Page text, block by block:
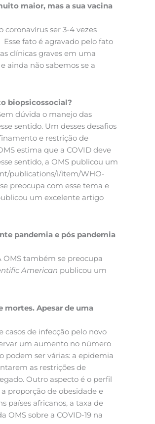
maior, mas a sua vacina
coronavírus ser 3-4 vezes
fato é agravado pelo fato
clínicas graves em uma
ainda não sabemos se a
biopsicossocial?
dúvida o manejo das
sentido. Um desses desafios
e restrição de
estima que a COVID deve
sentido, a OMS publicou um
publications/i/item/WHO-
preocupa com esse tema e
um excelente artigo
pandemia e pós pandemia
OMS também se preocupa
American publicou um
mortes. Apesar de uma
de infecção pelo novo
um aumento no número
podem ser várias: a epidemia
as restrições de
Outro aspecto é o perfil
proporção de obesidade e
países africanos, a taxa de
sobre a COVID-19 na